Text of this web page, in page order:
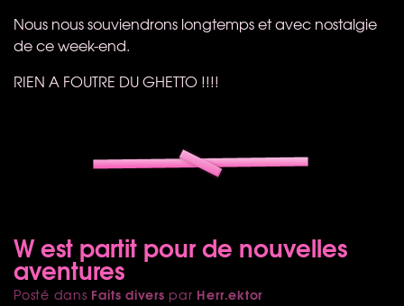
Nous nous souviendrons longtemps et avec nostalgie
de ce week-end.
RIEN A FOUTRE DUGHETTO !!!!
W est partit pour de nouvelles
aventures
Posté dans Faits divers par Herr.ektor